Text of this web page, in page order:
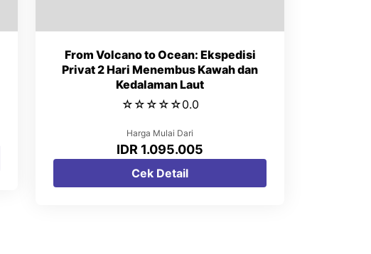
From Volcano to Ocean: Ekspedisi
Privat 2 Hari Menembus Kawah dan
Kedalaman Laut
☆ ☆ ☆ ☆ ☆0.0
Harga Mulai Dari
IDR 1.095.005
Cek Detail